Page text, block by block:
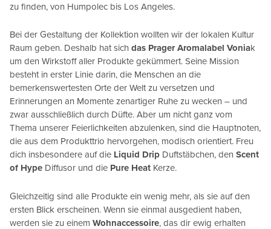
zu finden, von Humpolec bis Los Angeles.
Bei der Gestaltung der Kollektion wollten wir der lokalen Kultur
Raum geben. Deshalb hat sich das Prager Aromalabel Voniak
um den Wirkstoff aller Produkte gekümmert. Seine Mission
besteht in erster Linie darin, die Menschen an die
bemerkenswertesten Orte der Welt zu versetzen und
Erinnerungen an Momente zenartiger Ruhe zu wecken – und
zwar ausschließlich durch Düfte. Aber um nicht ganz vom
Thema unserer Feierlichkeiten abzulenken, sind die Hauptnoten,
die aus dem Produkttrio hervorgehen, modisch orientiert. Freu
dich insbesondere auf die Liquid Drip Duftstäbchen, den Scent
of Hype Diffusor und die Pure Heat Kerze.
Gleichzeitig sind alle Produkte ein wenig mehr, als sie auf den
ersten Blick erscheinen. Wenn sie einmal ausgedient haben,
werden sie zu einem Wohnaccessoire, das dir ewig erhalten